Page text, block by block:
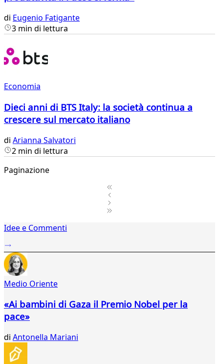
di Eugenio Fatigante
3 min di lettura
Economia
Dieci anni di BTS Italy: la società continua a
crescere sul mercato italiano
di Arianna Salvatori
2 min di lettura
Paginazione
2
4
5
6
7
9
Idee e Commenti
Medio Oriente
«Ai bambini di Gaza il Premio Nobel per la
pace»
di Antonella Mariani